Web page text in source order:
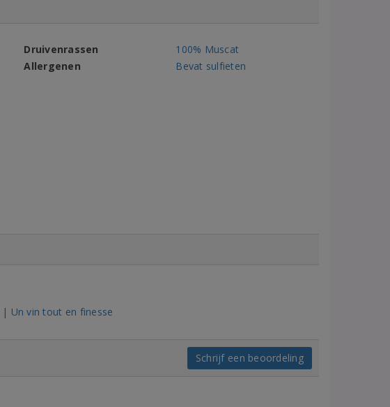
Druivenrassen
100% Muscat
Allergenen
Bevat sulfieten
Un vin tout en finesse
Schrijf een beoordeling